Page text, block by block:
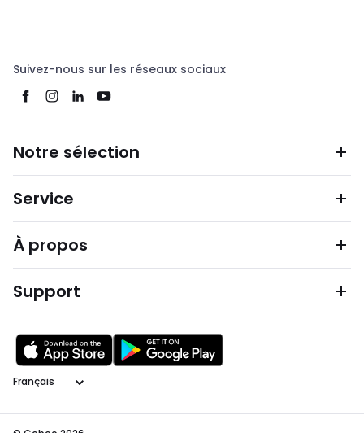
Suivez-nous sur les réseaux sociaux
Notre sélection
Service
À propos
Support
Langage